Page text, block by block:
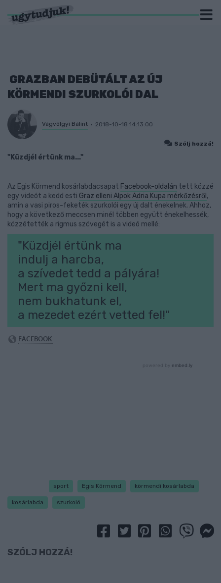
GRAZBAN DEBÜTÁLT AZ ÚJ
KÖRMENDI SZURKOLÓI DAL
Vágvölgyi Bálint 2018-10-18 14:13:00
Szólj hozzá!
"Küzdjél értünk ma..."
Az Egis Körmend kosárlabdacsapat Facebook-oldalán tett közzé
egy videót a kedd esti Graz elleni Alpok Adria Kupa mérkőzésről ,
amin a vasi piros-feketék szurkolói egy új dalt énekelnek. Ahhoz,
hogy a következő meccsen minél többen együtt énekelhessék,
közzétették a rigmus szövegét is a videó mellé:
"Küzdjél értünk ma
indulj a harcba,
a szívedet tedd a pályára!
Mert ma győzni kell,
nem bukhatunk el,
a mezedet ezért vetted fel!"
sport Egis Körmend körmendi kosárlabda
kosárlabda szurkoló
SZÓLJ HOZZÁ!